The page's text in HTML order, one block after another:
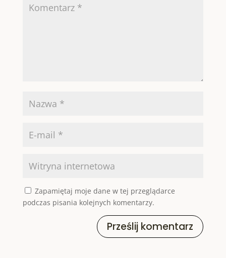
Zapamiętaj moje dane w tej przeglądarce
podczas pisania kolejnych komentarzy.
Prześlij komentarz